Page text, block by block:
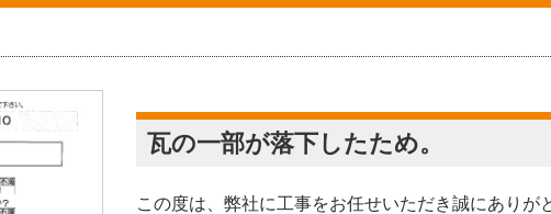
瓦の一部が落下したため。
この度は、弊社に工事をお任せいただき誠にありが